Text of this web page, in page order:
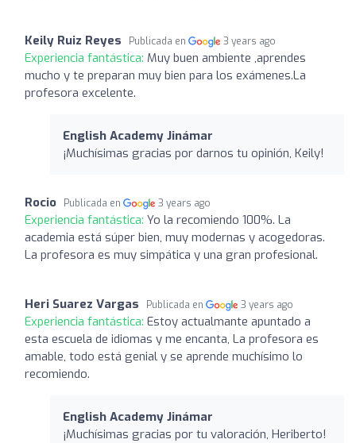
Keily Ruiz Reyes Publicada en 3 years ago
Experiencia fantástica: Muy buen ambiente ,aprendes
mucho y te preparan muy bien para los exámenes.La
profesora excelente.
English Academy Jinámar
¡Muchísimas gracias por darnos tu opinión, Keily!
Rocio Publicada en 3 years ago
Experiencia fantástica: Yo la recomiendo 100%. La
academia está súper bien, muy modernas y acogedoras.
La profesora es muy simpática y una gran profesional.
Heri Suarez Vargas Publicada en 3 years ago
Experiencia fantástica: Estoy actualmante apuntado a
esta escuela de idiomas y me encanta, La profesora es
amable, todo está genial y se aprende muchísimo lo
recomiendo.
English Academy Jinámar
¡Muchísimas gracias por tu valoración, Heriberto!